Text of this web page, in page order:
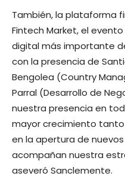
También, la plataforma
Fintech Market, el
digital más importante
con la presencia de
Bengolea (Country
Parral (Desarrollo de
nuestra presencia en
mayor crecimiento
en la apertura de
acompañan nuestra
aseveró Sanclemente.